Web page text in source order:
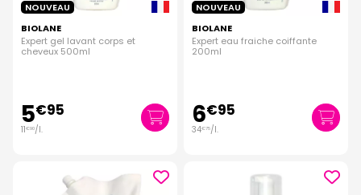
NOUVEAU
BIOLANE
Expert gel lavant corps et
cheveux 500ml
5€95
11€90/l.
NOUVEAU
BIOLANE
Expert eau fraiche coiffante
200ml
6€95
34€75/l.